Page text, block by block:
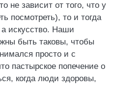
не зависит от того, что у
посмотреть), то и тогда
а искусство. Наши
быть таковы, чтобы
просто и с
пастырское попечение о
когда люди здоровы,